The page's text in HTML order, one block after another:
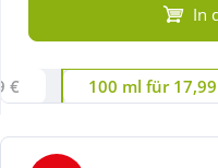
Tierbedarf
Wellness
In
€ 100 ml für